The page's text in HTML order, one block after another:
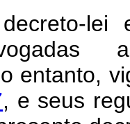
lei
entanto,
, e seus